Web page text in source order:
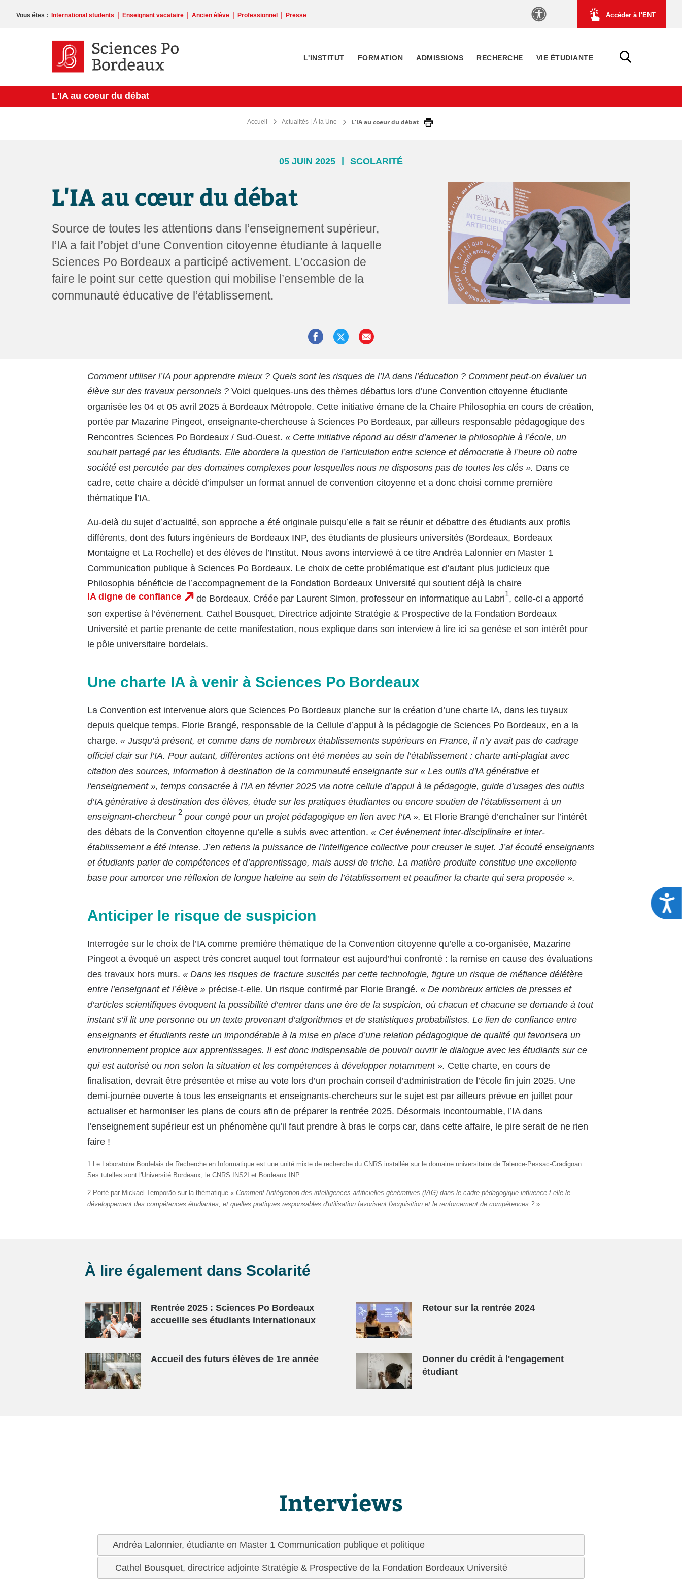
noter
système
d'accessibilité.
Appuyez
Vous êtes : International students | Enseignant vacataire | Ancien élève | Professionnel | Presse Accéder à l'ENT
L'INSTITUT FORMATION ADMISSIONS RECHERCHE VIE ÉTUDIANTE
L'IA au coeur du débat
Accueil Actualités | À la Une L'IA au coeur du débat
05 JUIN 2025 SCOLARITÉ
L'IA au cœur du débat
Source de toutes les attentions dans l’enseignement supérieur,
l’IA a fait l’objet d’une Convention citoyenne étudiante à laquelle
Sciences Po Bordeaux a participé activement. L’occasion de
faire le point sur cette question qui mobilise l’ensemble de la
communauté éducative de l’établissement.
Comment utiliser l’IA pour apprendre mieux ? Quels sont les risques de l’IA dans l’éducation ? Comment peut-on évaluer un
élève sur des travaux personnels ? Voici quelques-uns des thèmes débattus lors d’une Convention citoyenne étudiante
organisée les 04 et 05 avril 2025 à Bordeaux Métropole. Cette initiative émane de la Chaire Philosophia en cours de création,
portée par Mazarine Pingeot, enseignante-chercheuse à Sciences Po Bordeaux, par ailleurs responsable pédagogique des
Rencontres Sciences Po Bordeaux / Sud-Ouest. « Cette initiative répond au désir d’amener la philosophie à l’école, un
souhait partagé par les étudiants. Elle abordera la question de l’articulation entre science et démocratie à l’heure où notre
société est percutée par des domaines complexes pour lesquelles nous ne disposons pas de toutes les clés ». Dans ce
cadre, cette chaire a décidé d’impulser un format annuel de convention citoyenne et a donc choisi comme première
thématique l’IA.
Au-delà du sujet d’actualité, son approche a été originale puisqu’elle a fait se réunir et débattre des étudiants aux profils
différents, dont des futurs ingénieurs de Bordeaux INP, des étudiants de plusieurs universités (Bordeaux, Bordeaux
Montaigne et La Rochelle) et des élèves de l’Institut. Nous avons interviewé à ce titre Andréa Lalonnier en Master 1
Communication publique à Sciences Po Bordeaux. Le choix de cette problématique est d’autant plus judicieux que
Philosophia bénéficie de l’accompagnement de la Fondation Bordeaux Université qui soutient déjà la chaire
IA digne de confiance
de Bordeaux. Créée par Laurent Simon, professeur en informatique au Labri1, celle-ci a apporté
son expertise à l’événement. Cathel Bousquet, Directrice adjointe Stratégie & Prospective de la Fondation Bordeaux
Université et partie prenante de cette manifestation, nous explique dans son interview à lire ici sa genèse et son intérêt pour
le pôle universitaire bordelais.
Une charte IA à venir à Sciences Po Bordeaux
La Convention est intervenue alors que Sciences Po Bordeaux planche sur la création d’une charte IA, dans les tuyaux
depuis quelque temps. Florie Brangé, responsable de la Cellule d’appui à la pédagogie de Sciences Po Bordeaux, en a la
charge. « Jusqu’à présent, et comme dans de nombreux établissements supérieurs en France, il n’y avait pas de cadrage
officiel clair sur l’IA. Pour autant, différentes actions ont été menées au sein de l’établissement : charte anti-plagiat avec
citation des sources, information à destination de la communauté enseignante sur « Les outils d'IA générative et
l'enseignement », temps consacrée à l’IA en février 2025 via notre cellule d’appui à la pédagogie, guide d’usages des outils
d’IA générative à destination des élèves, étude sur les pratiques étudiantes ou encore soutien de l’établissement à un
enseignant-chercheur 2 pour congé pour un projet pédagogique en lien avec l’IA ». Et Florie Brangé d’enchaîner sur l’intérêt
des débats de la Convention citoyenne qu’elle a suivis avec attention. « Cet événement inter-disciplinaire et inter-
établissement a été intense. J’en retiens la puissance de l’intelligence collective pour creuser le sujet. J’ai écouté enseignants
et étudiants parler de compétences et d’apprentissage, mais aussi de triche. La matière produite constitue une excellente
base pour amorcer une réflexion de longue haleine au sein de l’établissement et peaufiner la charte qui sera proposée ».
Anticiper le risque de suspicion
Interrogée sur le choix de l’IA comme première thématique de la Convention citoyenne qu’elle a co-organisée, Mazarine
Pingeot a évoqué un aspect très concret auquel tout formateur est aujourd’hui confronté : la remise en cause des évaluations
des travaux hors murs. « Dans les risques de fracture suscités par cette technologie, figure un risque de méfiance délétère
entre l’enseignant et l’élève » précise-t-elle. Un risque confirmé par Florie Brangé. « De nombreux articles de presses et
d’articles scientifiques évoquent la possibilité d’entrer dans une ère de la suspicion, où chacun et chacune se demande à tout
instant s’il lit une personne ou un texte provenant d’algorithmes et de statistiques probabilistes. Le lien de confiance entre
enseignants et étudiants reste un impondérable à la mise en place d’une relation pédagogique de qualité qui favorisera un
environnement propice aux apprentissages. Il est donc indispensable de pouvoir ouvrir le dialogue avec les étudiants sur ce
qui est autorisé ou non selon la situation et les compétences à développer notamment ». Cette charte, en cours de
finalisation, devrait être présentée et mise au vote lors d’un prochain conseil d’administration de l’école fin juin 2025. Une
demi-journée ouverte à tous les enseignants et enseignants-chercheurs sur le sujet est par ailleurs prévue en juillet pour
actualiser et harmoniser les plans de cours afin de préparer la rentrée 2025. Désormais incontournable, l’IA dans
l’enseignement supérieur est un phénomène qu’il faut prendre à bras le corps car, dans cette affaire, le pire serait de ne rien
faire !
1 Le Laboratoire Bordelais de Recherche en Informatique est une unité mixte de recherche du CNRS installée sur le domaine universitaire de Talence-Pessac-Gradignan.
Ses tutelles sont l'Université Bordeaux, le CNRS INS2I et Bordeaux INP.
2 Porté par Mickael Temporão sur la thématique « Comment l'intégration des intelligences artificielles génératives (IAG) dans le cadre pédagogique influence-t-elle le
développement des compétences étudiantes, et quelles pratiques responsables d'utilisation favorisent l'acquisition et le renforcement de compétences ? ».
À lire également dans Scolarité
Rentrée 2025 : Sciences Po Bordeaux
accueille ses étudiants internationaux
Retour sur la rentrée 2024
Accueil des futurs élèves de 1re année
Donner du crédit à l'engagement
étudiant
Interviews
Andréa Lalonnier, étudiante en Master 1 Communication publique et politique
Cathel Bousquet, directrice adjointe Stratégie & Prospective de la Fondation Bordeaux Université